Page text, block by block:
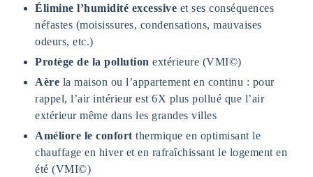
Élimine l’humidité excessive et ses conséquences
néfastes (moisissures, condensations, mauvaises
odeurs, etc.)
Protège de la pollution extérieure (VMI©)
Aère la maison ou l’appartement en continu : pour
rappel, l’air intérieur est 6X plus pollué que l’air
extérieur même dans les grandes villes
Améliore le confort thermique en optimisant le
chauffage en hiver et en rafraîchissant le logement en
été (VMI©)